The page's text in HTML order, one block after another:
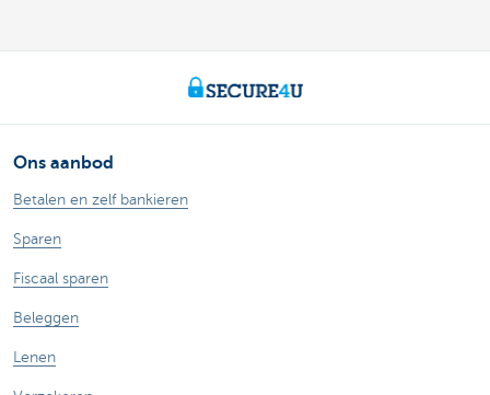
Ons aanbod
Betalen en zelf bankieren
Sparen
Fiscaal sparen
Beleggen
Lenen